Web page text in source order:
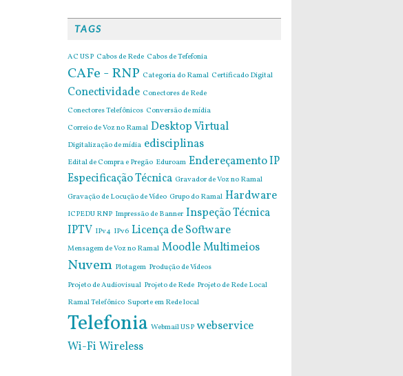
TAGS
AC USP Cabos de Rede Cabos de Tefefonia
CAFe - RNP Categoria do Ramal Certificado Digital
Conectividade Conectores de Rede
Conectores Telefônicos Conversão de mídia
Correio de Voz no Ramal Desktop Virtual
Digitalização de mídia edisciplinas
Edital de Compra e Pregão Eduroam Endereçamento IP
Especificação Técnica Gravador de Voz no Ramal
Gravação de Locução de Vídeo Grupo do Ramal Hardware
ICPEDU RNP Impressão de Banner Inspeção Técnica
IPTV IPv4 IPv6 Licença de Software
Mensagem de Voz no Ramal MoodleMultimeios
Nuvem Plotagem Produção de Vídeos
Projeto de Audiovisual Projeto de Rede Projeto de Rede Local
Ramal Telefônico Suporte em Rede local
Telefonia Webmail USP webservice
Wi-Fi Wireless